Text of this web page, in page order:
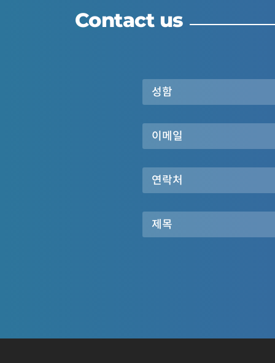
Contact us